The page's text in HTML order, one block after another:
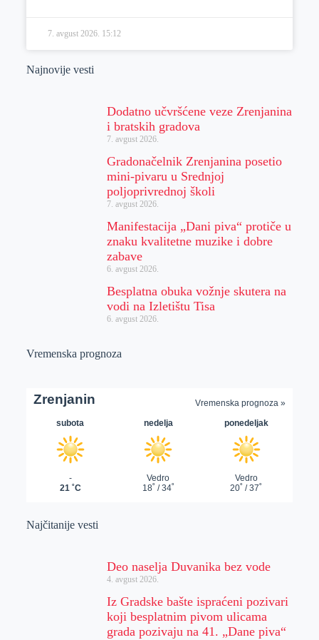
7. avgust 2026. 15:12
Najnovije vesti
Dodatno učvršćene veze Zrenjanina
i bratskih gradova
7. avgust 2026.
Gradonačelnik Zrenjanina posetio
mini-pivaru u Srednjoj
poljoprivrednoj školi
7. avgust 2026.
Manifestacija „Dani piva“ protiče u
znaku kvalitetne muzike i dobre
zabave
6. avgust 2026.
Besplatna obuka vožnje skutera na
vodi na Izletištu Tisa
6. avgust 2026.
Vremenska prognoza
Najčitanije vesti
Deo naselja Duvanika bez vode
4. avgust 2026.
Iz Gradske bašte ispraćeni pozivari
koji besplatnim pivom ulicama
grada pozivaju na 41. „Dane piva“